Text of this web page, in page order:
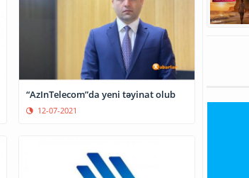
“AzInTelecom”da yeni təyinat olub
12-07-2021